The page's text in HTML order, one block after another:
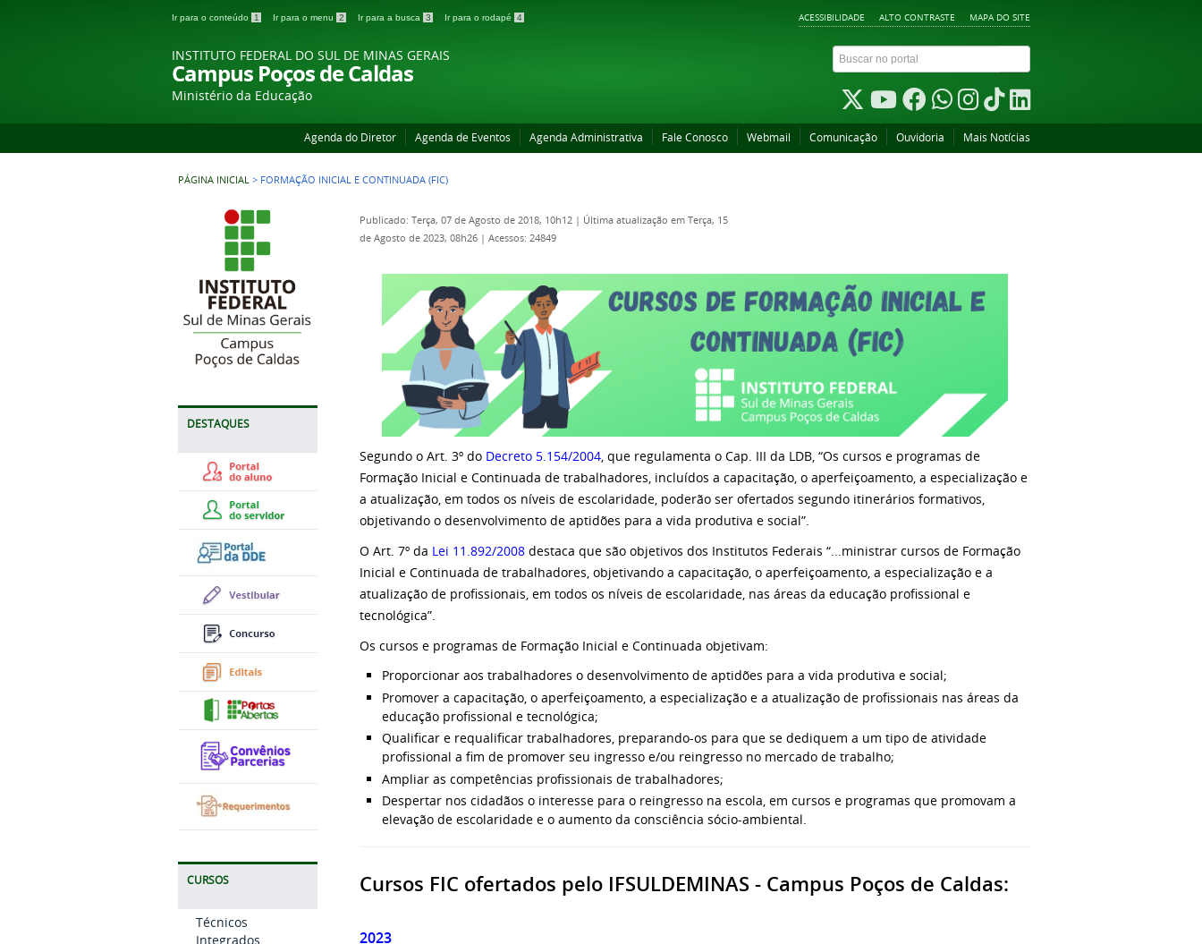
Ir para o conteúdo 1 Ir para o menu 2 Ir para a busca 3 Ir para o rodapé 4 ACESSIBILIDADE ALTO CONTRASTE MAPA DO SITE
INSTITUTO FEDERAL DO SUL DE MINAS GERAIS
Campus Poços de Caldas
Ministério da Educação
Agenda do Diretor Agenda de Eventos Agenda Administrativa Fale Conosco Webmail Comunicação Ouvidoria Mais Notícias
PÁGINA INICIAL > FORMAÇÃO INICIAL E CONTINUADA (FIC)
DESTAQUES
CURSOS
Técnicos
Integrados
Publicado: Terça, 07 de Agosto de 2018, 10h12 | Última atualização em Terça, 15
de Agosto de 2023, 08h26 | Acessos: 24849
Segundo o Art. 3º do Decreto 5.154/2004, que regulamenta o Cap. III da LDB, “Os cursos e programas de
Formação Inicial e Continuada de trabalhadores, incluídos a capacitação, o aperfeiçoamento, a especialização e
a atualização, em todos os níveis de escolaridade, poderão ser ofertados segundo itinerários formativos,
objetivando o desenvolvimento de aptidões para a vida produtiva e social”.
O Art. 7º da Lei 11.892/2008 destaca que são objetivos dos Institutos Federais “...ministrar cursos de Formação
Inicial e Continuada de trabalhadores, objetivando a capacitação, o aperfeiçoamento, a especialização e a
atualização de profissionais, em todos os níveis de escolaridade, nas áreas da educação profissional e
tecnológica”.
Os cursos e programas de Formação Inicial e Continuada objetivam:
Proporcionar aos trabalhadores o desenvolvimento de aptidões para a vida produtiva e social;
Promover a capacitação, o aperfeiçoamento, a especialização e a atualização de profissionais nas áreas da
educação profissional e tecnológica;
Qualificar e requalificar trabalhadores, preparando-os para que se dediquem a um tipo de atividade
profissional a fim de promover seu ingresso e/ou reingresso no mercado de trabalho;
Ampliar as competências profissionais de trabalhadores;
Despertar nos cidadãos o interesse para o reingresso na escola, em cursos e programas que promovam a
elevação de escolaridade e o aumento da consciência sócio-ambiental.
Cursos FIC ofertados pelo IFSULDEMINAS - Campus Poços de Caldas:
2023